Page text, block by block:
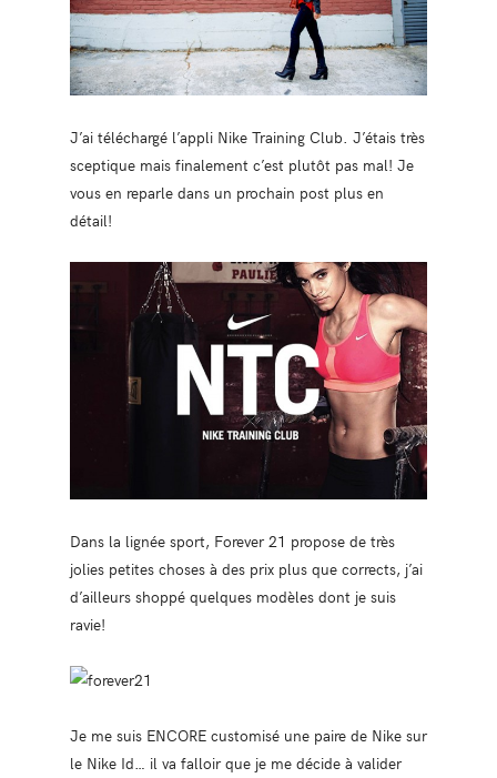
J’ai téléchargé l’appli Nike Training Club. J’étais très
sceptique mais finalement c’est plutôt pas mal! Je
vous en reparle dans un prochain post plus en
détail!
Dans la lignée sport, Forever 21 propose de très
jolies petites choses à des prix plus que corrects, j’ai
d’ailleurs shoppé quelques modèles dont je suis
ravie!
Je me suis ENCORE customisé une paire de Nike sur
le Nike Id… il va falloir que je me décide à valider